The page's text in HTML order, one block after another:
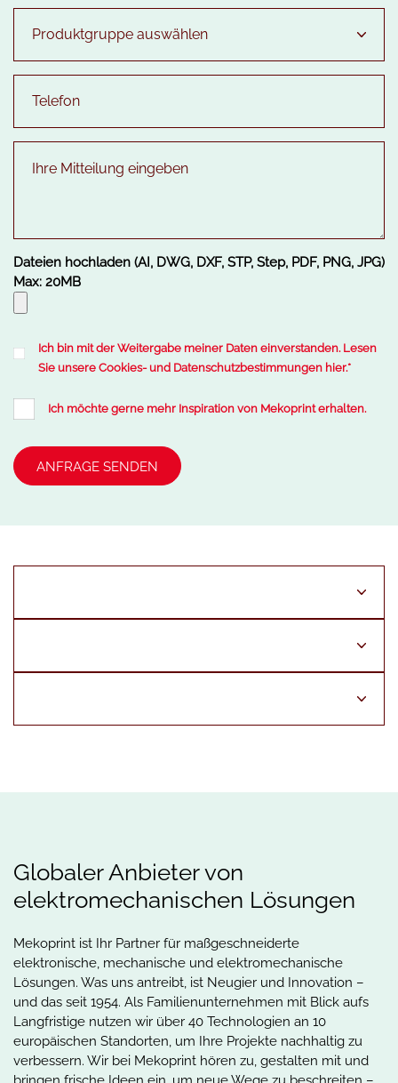
Dateien hochladen (AI, DWG, DXF, STP, Step, PDF, PNG, JPG)
Max: 20MB
Ich bin mit der Weitergabe meiner Daten einverstanden. Lesen
Sie unsere Cookies- und Datenschutzbestimmungenhier.*
Ich möchte gerne mehr Inspiration von Mekoprint erhalten.
Globaler Anbieter von
elektromechanischen Lösungen
Mekoprint ist Ihr Partner für maßgeschneiderte
elektronische, mechanische und elektromechanische
Lösungen. Was uns antreibt, ist Neugier und Innovation –
und das seit 1954. Als Familienunternehmen mit Blick aufs
Langfristige nutzen wir über 40 Technologien an 10
europäischen Standorten, um Ihre Projekte nachhaltig zu
verbessern. Wir bei Mekoprint hören zu, gestalten mit und